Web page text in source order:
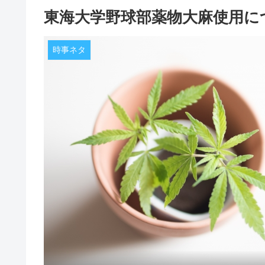
東海大学野球部薬物大麻使用
時事ネタ